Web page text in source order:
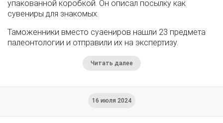
упакованной коробкой. Он описал посылку как
сувениры для знакомых.
Таможенники вместо суаениров нашли 23 предмета
палеонтологии и отправили их на экспертизу.
Читать далее
16 июля 2024